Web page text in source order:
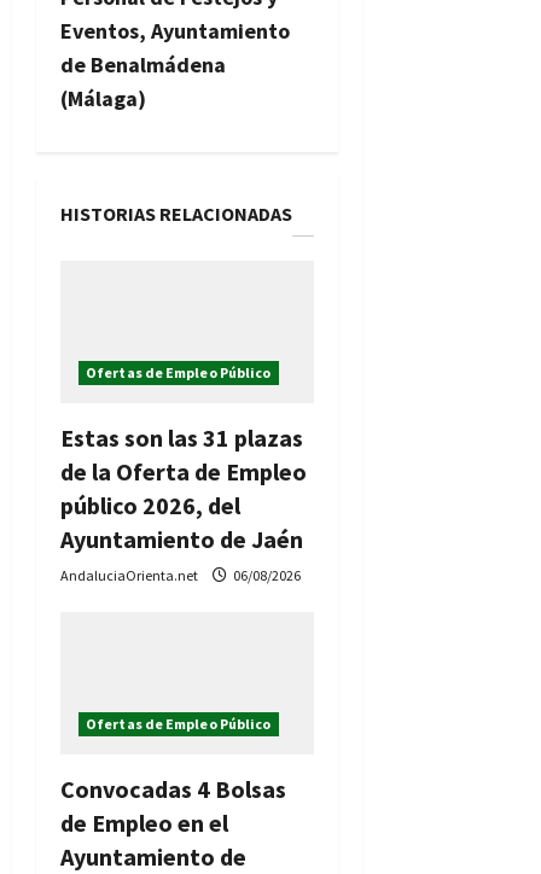
a
c
i
n
n
t
r
a
Eventos, Ayuntamiento
de Benalmádena
(Málaga)
HISTORIAS RELACIONADAS
Ofertas de Empleo Público
Estas son las 31 plazas
de la Oferta de Empleo
público 2026, del
Ayuntamiento de Jaén
AndaluciaOrienta.net 06/08/2026
Ofertas de Empleo Público
Convocadas 4 Bolsas
de Empleo en el
Ayuntamiento de